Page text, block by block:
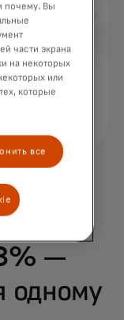
и
—
одному
почему. Вы
части экрана
на некоторых
или
которые
все